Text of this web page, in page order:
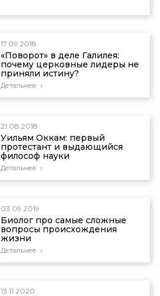
17.09.2018
«Поворот» в деле Галилея:
почему церковные лидеры не
приняли истину?
Детальнее
21.08.2018
Уильям Оккам: первый
протестант и выдающийся
философ науки
Детальнее
03.09.2019
Биолог про самые сложные
вопросы происхождения
жизни
Детальнее
13.11.2020